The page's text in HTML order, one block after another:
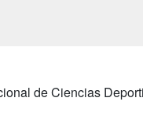
de Ciencias